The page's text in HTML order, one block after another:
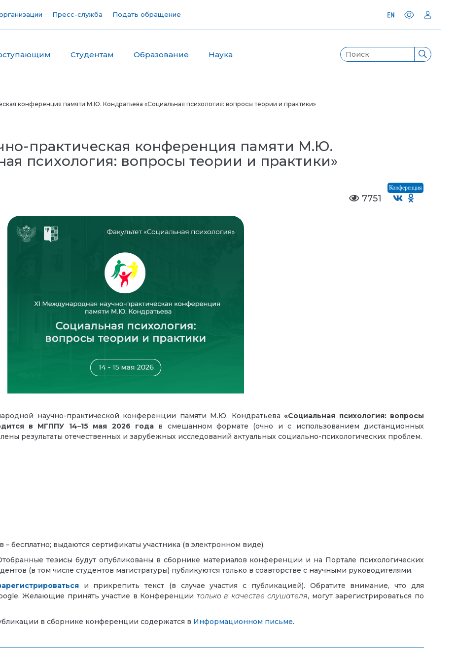
Пресс-служба Подать обращение
Студентам Образование Наука
конференция памяти М.Ю. Кондратьева «Социальная психология: вопросы теории и практики»
практическая конференция памяти М.Ю.
психология: вопросы теории и практики»
Конференция
7751
научно-практической конференции памяти М.Ю. Кондратьева «Социальная психология: вопросы
в МГППУ 14–15 мая 2026 годав смешанном формате (очно и с использованием дистанционных
результаты отечественных и зарубежных исследований актуальных социально-психологических проблем.
бесплатно; выдаются сертификаты участника (в электронном виде).
тезисы будут опубликованы в сборнике материалов конференции и на Портале психологических
(в том числе студентов магистратуры) публикуются только в соавторстве с научными руководителями.
и прикрепить текст (в случае участия с публикацией). Обратите внимание, что для
Желающие принять участие в Конференции только в качестве слушателя, могут зарегистрироваться по
в сборнике конференции содержатся в Информационном письме.